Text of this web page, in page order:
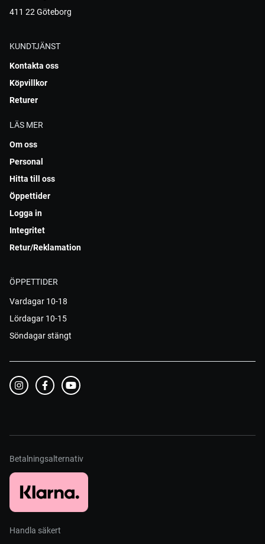
411 22 Göteborg
KUNDTJÄNST
Kontakta oss
Köpvillkor
Returer
LÄS MER
Om oss
Personal
Hitta till oss
Öppettider
Logga in
Integritet
Retur/Reklamation
ÖPPETTIDER
Vardagar 10-18
Lördagar 10-15
Söndagar stängt
Betalningsalternativ
Handla säkert